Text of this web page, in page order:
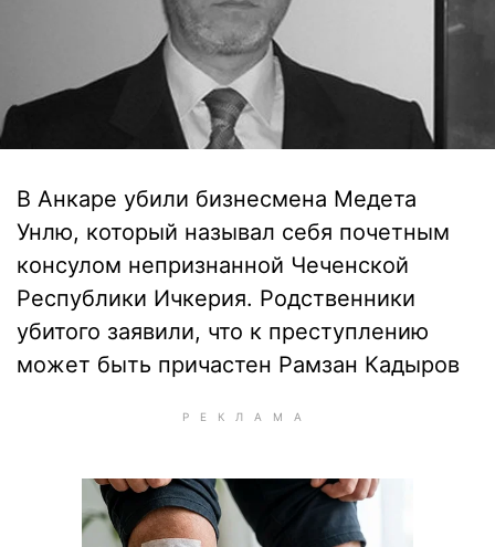
В Анкаре убили бизнесмена Медета
Унлю, который называл себя почетным
консулом непризнанной Чеченской
Республики Ичкерия. Родственники
убитого заявили, что к преступлению
может быть причастен Рамзан Кадыров